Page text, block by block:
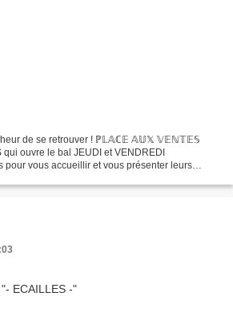
de se retrouver ! ℙ𝕃𝔸ℂ𝔼 𝔸𝕌𝕏 𝕍𝔼ℕ𝕋𝔼𝕊
ouvre le bal JEUDI et VENDREDI
pour vous accueillir et vous présenter leurs